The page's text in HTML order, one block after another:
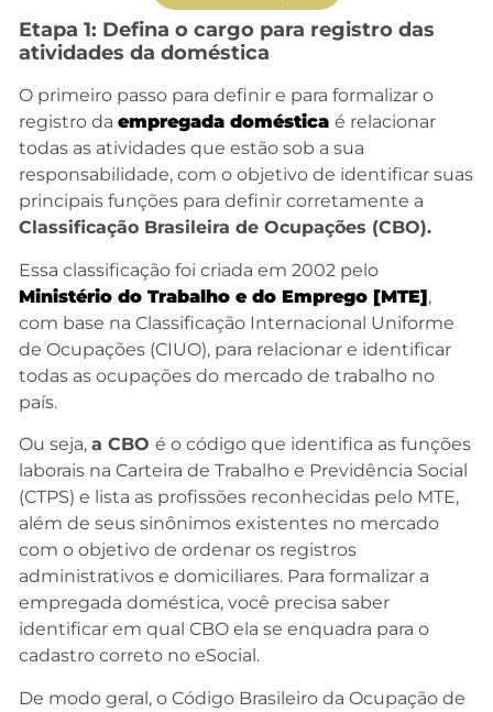
Etapa 1: Defina o cargo para registro das
atividades da doméstica
O primeiro passo para definir e para formalizar o
registro da empregada doméstica é relacionar
todas as atividades que estão sob a sua
responsabilidade, com o objetivo de identificar suas
principais funções para definir corretamente a
Classificação Brasileira de Ocupações (CBO).
Essa classificação foi criada em 2002 pelo
Ministério do Trabalho e do Emprego [MTE],
com base na Classificação Internacional Uniforme
de Ocupações (CIUO), para relacionar e identificar
todas as ocupações do mercado de trabalho no
país.
Ou seja, a CBO é o código que identifica as funções
laborais na Carteira de Trabalho e Previdência Social
(CTPS) e lista as profissões reconhecidas pelo MTE,
além de seus sinônimos existentes no mercado
com o objetivo de ordenar os registros
administrativos e domiciliares. Para formalizar a
empregada doméstica, você precisa saber
identificar em qual CBO ela se enquadra para o
cadastro correto no eSocial.
De modo geral, o Código Brasileiro da Ocupação de